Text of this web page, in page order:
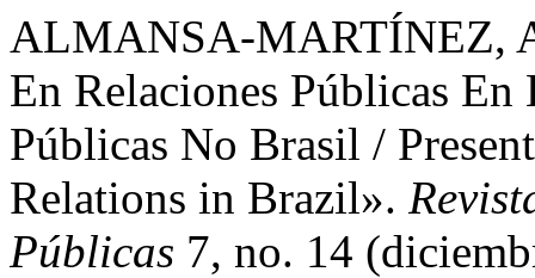
ALMANSA-MARTÍNEZ,
En Relaciones Públicas
Públicas No Brasil /
Relations in Brazil».
Públicas 7, no. 14